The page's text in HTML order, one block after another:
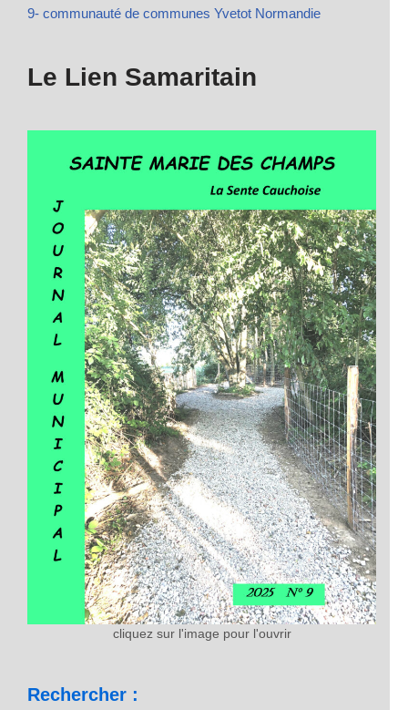
9- communauté de communes Yvetot Normandie
Le Lien Samaritain
cliquez sur l'image pour l'ouvrir
Rechercher :